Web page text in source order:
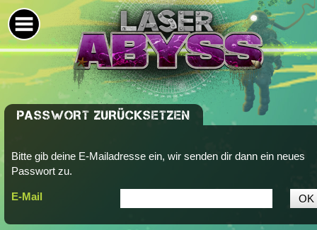
PASSWORT ZURÜCKSETZEN
Bitte gib deine E-Mailadresse ein, wir senden dir dann ein neues
Passwort zu.
E-Mail